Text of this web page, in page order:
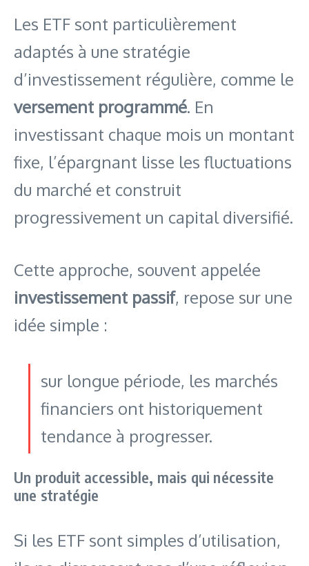
Les ETF sont particulièrement
adaptés à une stratégie
d’investissement régulière, comme le
versement programmé. En
investissant chaque mois un montant
fixe, l’épargnant lisse les fluctuations
du marché et construit
progressivement un capital diversifié.
Cette approche, souvent appelée
investissement passif, repose sur une
idée simple :
sur longue période, les marchés
financiers ont historiquement
tendance à progresser.
Un produit accessible, mais qui nécessite
une stratégie
Si les ETF sont simples d’utilisation,